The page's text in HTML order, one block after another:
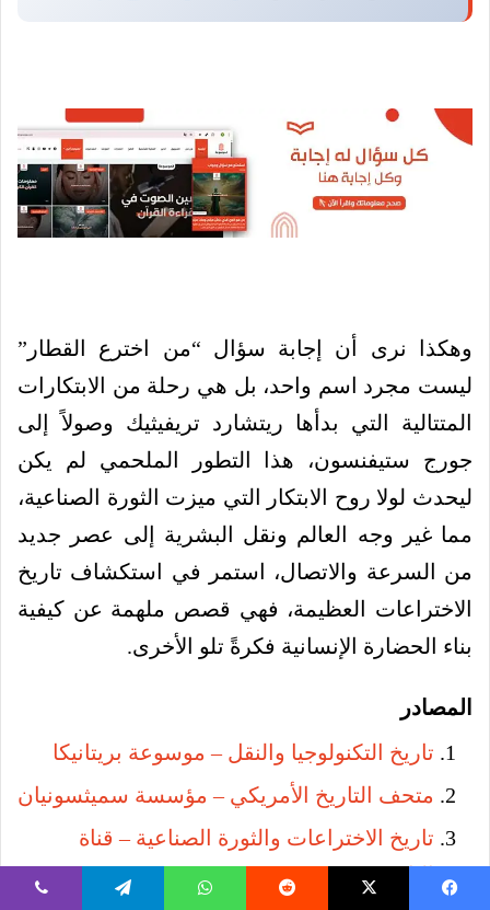
وهكذا نرى أن إجابة سؤال “من اخترع القطار”
ليست مجرد اسم واحد، بل هي رحلة من الابتكارات
المتتالية التي بدأها ريتشارد تريفيثيك وصولاً إلى
جورج ستيفنسون، هذا التطور الملحمي لم يكن
ليحدث لولا روح الابتكار التي ميزت الثورة الصناعية،
مما غير وجه العالم ونقل البشرية إلى عصر جديد
من السرعة والاتصال، استمر في استكشاف تاريخ
الاختراعات العظيمة، فهي قصص ملهمة عن كيفية
بناء الحضارة الإنسانية فكرةً تلو الأخرى.
المصادر
تاريخ التكنولوجيا والنقل – موسوعة بريتانيكا
متحف التاريخ الأمريكي – مؤسسة سميثسونيان
تاريخ الاختراعات والثورة الصناعية – قناة